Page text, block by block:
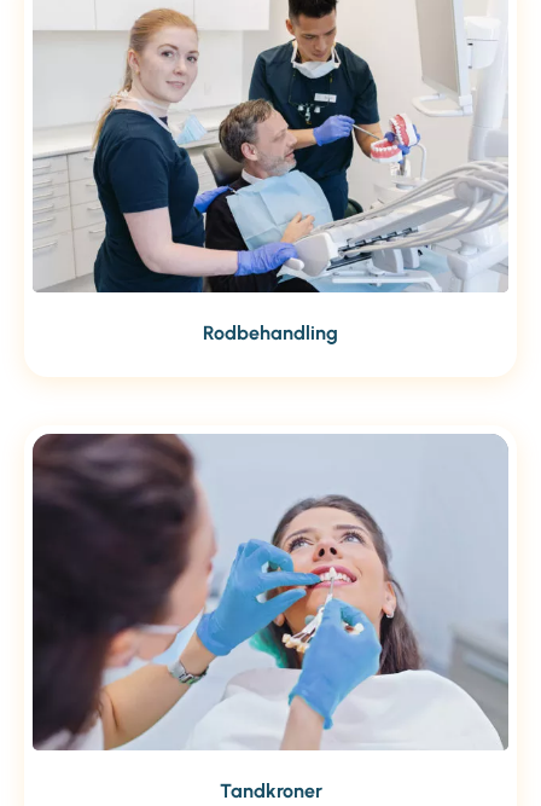
Rodbehandling
Tandkroner